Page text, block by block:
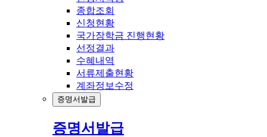
종합조회
신청현황
국가장학금 진행현황
선정결과
수혜내역
서류제출현황
계좌정보수정
증명서발급
증명서발급